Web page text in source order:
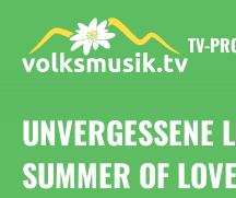
Inhalt
springen
TV-
UNVERGESSENE
SUMMER OF LOVE